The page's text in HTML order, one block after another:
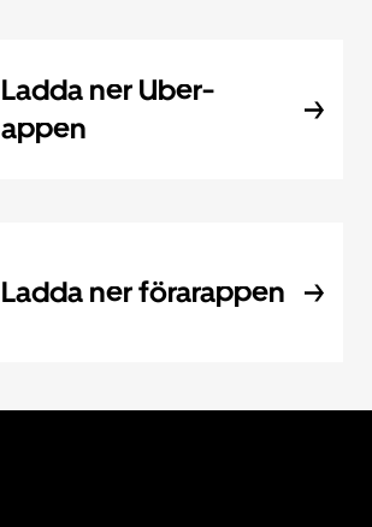
Ladda ner Uber-
appen
Ladda ner förarappen